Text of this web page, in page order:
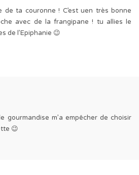
de ta couronne ! C’est uen très bonne
avec de la frangipane ! tu allies le
de l’Epiphanie 😉
gourmandise m’a empêcher de choisir
😉